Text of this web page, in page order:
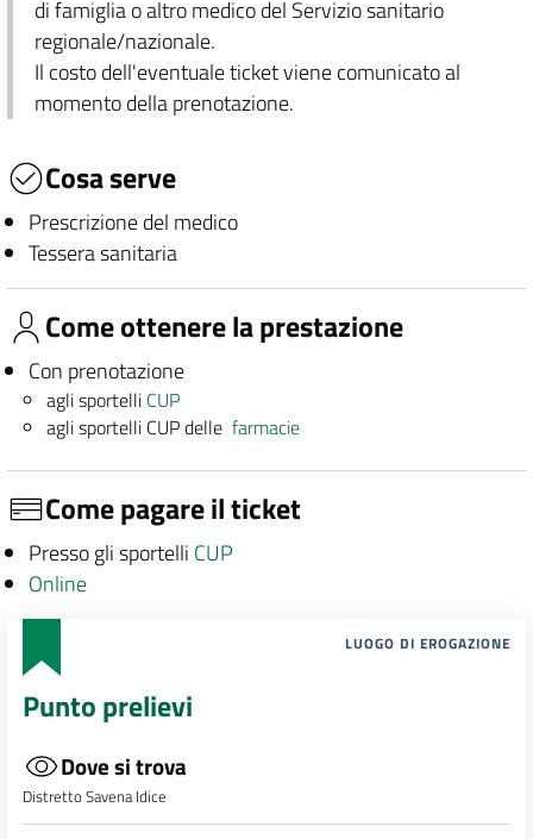
di famiglia o altro medico del Servizio sanitario
regionale/nazionale.
Il costo dell'eventuale ticket viene comunicato al
momento della prenotazione.
Cosa serve
Prescrizione del medico
Tessera sanitaria
Come ottenere la prestazione
Con prenotazione
agli sportelli CUP
agli sportelli CUP dellefarmacie
Come pagare il ticket
Presso gli sportelli CUP
Online
LUOGO DI EROGAZIONE
Punto prelievi
Dove si trova
Distretto Savena Idice